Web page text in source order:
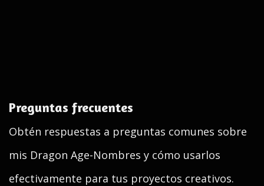
Preguntas frecuentes
Obtén respuestas a preguntas comunes sobre
mis Dragon Age-Nombres y cómo usarlos
efectivamente para tus proyectos creativos.